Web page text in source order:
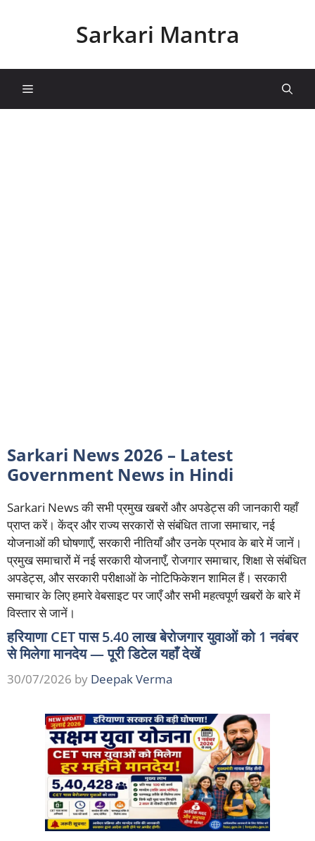
Sarkari Mantra
Menu
Sarkari News 2026 – Latest
Government News in Hindi
Sarkari News की सभी प्रमुख खबरों और अपडेट्स की जानकारी यहाँ
प्राप्त करें। केंद्र और राज्य सरकारों से संबंधित ताजा समाचार, नई
योजनाओं की घोषणाएँ, सरकारी नीतियाँ और उनके प्रभाव के बारे में जानें।
प्रमुख समाचारों में नई सरकारी योजनाएँ, रोजगार समाचार, शिक्षा से संबंधित
अपडेट्स, और सरकारी परीक्षाओं के नोटिफिकेशन शामिल हैं। सरकारी
समाचार के लिए हमारे वेबसाइट पर जाएँ और सभी महत्वपूर्ण खबरों के बारे में
विस्तार से जानें।
हरियाणा CET पास 5.40 लाख बेरोजगार युवाओं को 1 नवंबर
से मिलेगा मानदेय — पूरी डिटेल यहाँ देखें
30/07/2026 by Deepak Verma